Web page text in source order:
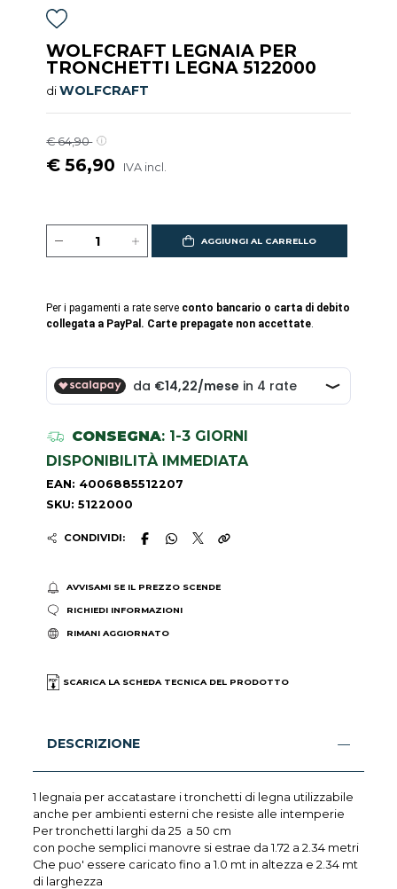
WOLFCRAFT LEGNAIA PER
TRONCHETTI LEGNA 5122000
diWOLFCRAFT
€ 64,90
€ 56,90 IVA incl.
AGGIUNGI AL CARRELLO
Per i pagamenti a rate serve conto bancario o carta di debito
collegata a PayPal. Carte prepagate non accettate.
CONSEGNA: 1-3 GIORNI
DISPONIBILITÀ IMMEDIATA
EAN: 4006885512207
SKU: 5122000
CONDIVIDI:
AVVISAMI SE IL PREZZO SCENDE
RICHIEDI INFORMAZIONI
RIMANI AGGIORNATO
SCARICA LA SCHEDA TECNICA DEL PRODOTTO
DESCRIZIONE
1 legnaia per accatastare i tronchetti di legna utilizzabile
anche per ambienti esterni che resiste alle intemperie
Per tronchetti larghi da 25 a 50 cm
con poche semplici manovre si estrae da 1.72 a 2.34 metri
Che puo' essere caricato fino a 1.0 mt in altezza e 2.34 mt
di larghezza